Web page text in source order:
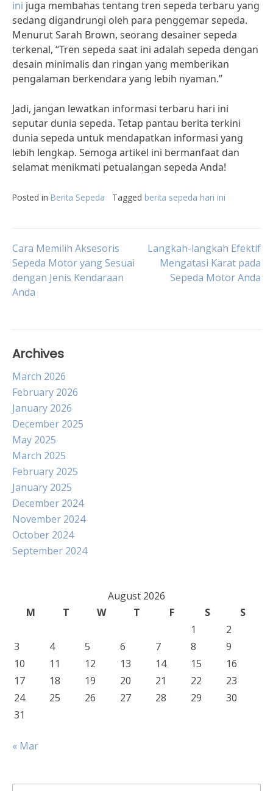
ini juga membahas tentang tren sepeda terbaru yang
sedang digandrungi oleh para penggemar sepeda.
Menurut Sarah Brown, seorang desainer sepeda
terkenal, “Tren sepeda saat ini adalah sepeda dengan
desain minimalis dan ringan yang memberikan
pengalaman berkendara yang lebih nyaman.”
Jadi, jangan lewatkan informasi terbaru hari ini
seputar dunia sepeda. Tetap pantau berita terkini
dunia sepeda untuk mendapatkan informasi yang
lebih lengkap. Semoga artikel ini bermanfaat dan
selamat menikmati petualangan sepeda Anda!
Posted in Berita Sepeda Tagged berita sepeda hari ini
Post
navigation
Cara Memilih Aksesoris
Sepeda Motor yang Sesuai
dengan Jenis Kendaraan
Anda
Langkah-langkah Efektif
Mengatasi Karat pada
Sepeda Motor Anda
Archives
March 2026
February 2026
January 2026
December 2025
May 2025
March 2025
February 2025
January 2025
December 2024
November 2024
October 2024
September 2024
August 2026
M
T W T F S
S
1
2
3
4 5 6 7 8
9
10
11 12 13 14 15
16
17
18 19 20 21 22
23
24
25 26 27 28 29
30
31
« Mar